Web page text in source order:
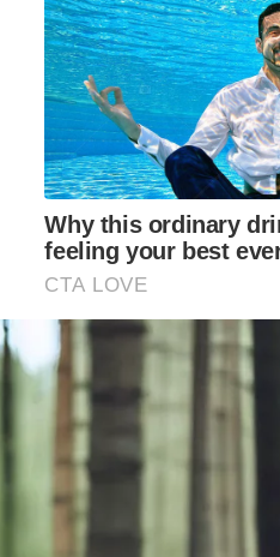
secara ikhlas, bukan berniat
bersama beliau, YAB MB
membantu parti ini